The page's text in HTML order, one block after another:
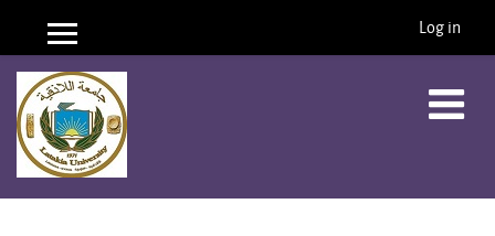
Skip to main content
Side panel Log in